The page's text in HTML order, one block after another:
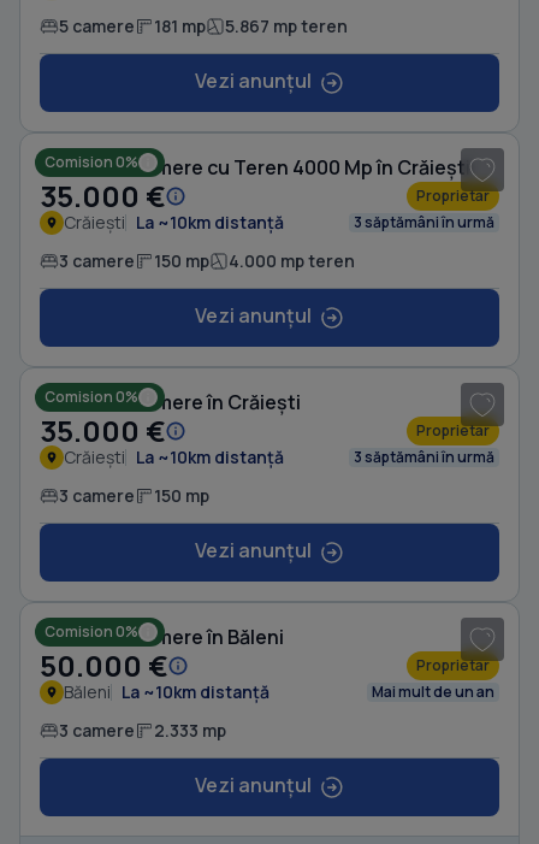
5 camere 181 mp 5.867 mp teren
Vezi anunțul
Comision 0%
Casă cu 3 camere cu Teren 4000 Mp în Crăiești
35.000 € Proprietar
Crăiești La ~10km distanță 3 săptămâni în urmă
3 camere 150 mp 4.000 mp teren
Vezi anunțul
Comision 0%
Casă cu 3 camere în Crăiești
35.000 € Proprietar
Crăiești La ~10km distanță 3 săptămâni în urmă
3 camere 150 mp
Vezi anunțul
Comision 0%
Casă cu 3 camere în Băleni
50.000 € Proprietar
Băleni La ~10km distanță Mai mult de un an
3 camere 2.333 mp
Vezi anunțul